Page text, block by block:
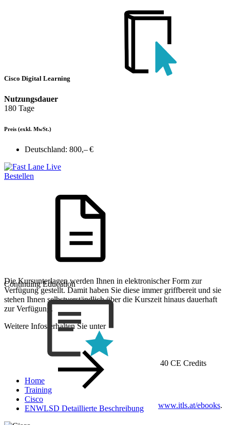
Cisco Digital Learning
Nutzungsdauer
180 Tage
Preis (exkl. MwSt.)
Deutschland: 800,– €
Bestellen
Die Kursunterlagen werden Ihnen in elektronischer Form zur
Verfügung gestellt. Damit haben Sie diese immer griffbereit und sie
stehen Ihnen selbstverständlich über die Kurszeit hinaus dauerhaft
zur Verfügung.
Weitere Infos erhalten Sie unter
www.itls.at/ebooks.
Continuing Education
40 CE Credits
Home
Training
Cisco
ENWLSD Detaillierte Beschreibung